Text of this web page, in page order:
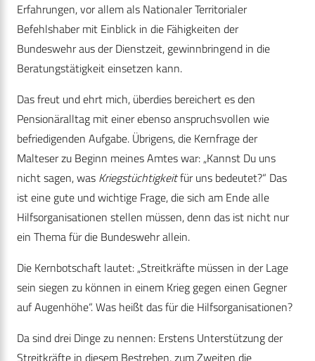
Erfahrungen, vor allem als Nationaler Territorialer
Befehlshaber mit Einblick in die Fähigkeiten der
Bundeswehr aus der Dienstzeit, gewinnbringend in die
Beratungstätigkeit einsetzen kann.
Das freut und ehrt mich, überdies bereichert es den
Pensionäralltag mit einer ebenso anspruchsvollen wie
befriedigenden Aufgabe. Übrigens, die Kernfrage der
Malteser zu Beginn meines Amtes war: „Kannst Du uns
nicht sagen, was Kriegstüchtigkeitfür uns bedeutet?“ Das
ist eine gute und wichtige Frage, die sich am Ende alle
Hilfsorganisationen stellen müssen, denn das ist nicht nur
ein Thema für die Bundeswehr allein.
Die Kernbotschaft lautet: „Streitkräfte müssen in der Lage
sein siegen zu können in einem Krieg gegen einen Gegner
auf Augenhöhe“. Was heißt das für die Hilfsorganisationen?
Da sind drei Dinge zu nennen: Erstens Unterstützung der